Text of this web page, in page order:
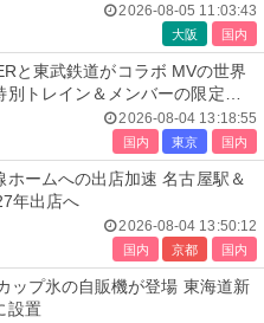
2026-08-05 11:03:43
大阪 国内
と東武鉄道がコラボ MVの世界
別トレイン＆メンバーの限定ア
2026-08-04 13:18:55
国内 東京 国内
ホームへの出店加速 名古屋駅＆
年出店へ
2026-08-04 13:50:12
国内 京都 国内
ップ氷の自販機が登場 東海道新
設置